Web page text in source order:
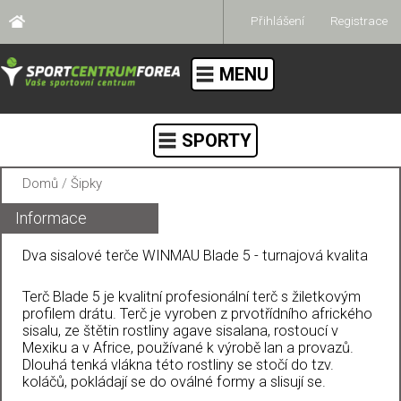
Přihlášení Registrace
MENU
SPORTY
Domů / Šipky
Informace
Dva sisalové terče WINMAU Blade 5 - turnajová kvalita
Terč Blade 5 je kvalitní profesionální terč s žiletkovým
profilem drátu. Terč je vyroben z prvotřídního afrického
sisalu, ze štětin rostliny agave sisalana, rostoucí v
Mexiku a v Africe, používané k výrobě lan a provazů.
Dlouhá tenká vlákna této rostliny se stočí do tzv.
koláčů, pokládají se do oválné formy a slisují se.